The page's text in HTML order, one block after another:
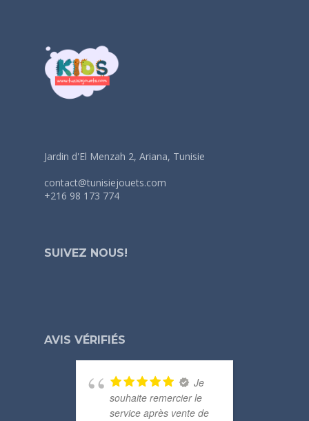
Jardin d'El Menzah 2, Ariana, Tunisie
contact@tunisiejouets.com
+216 98 173 774
SUIVEZ NOUS!
AVIS VÉRIFIÉS
Je
souhaite remercier le
service après vente de